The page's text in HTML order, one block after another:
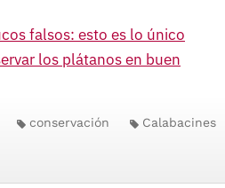
falsos: esto es lo único
los plátanos en buen
conservación Calabacines